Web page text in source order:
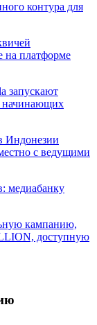
контура для
на платформе
запускают
начинающих
Индонезии
с ведущими
медиабанку
кампанию,
доступную